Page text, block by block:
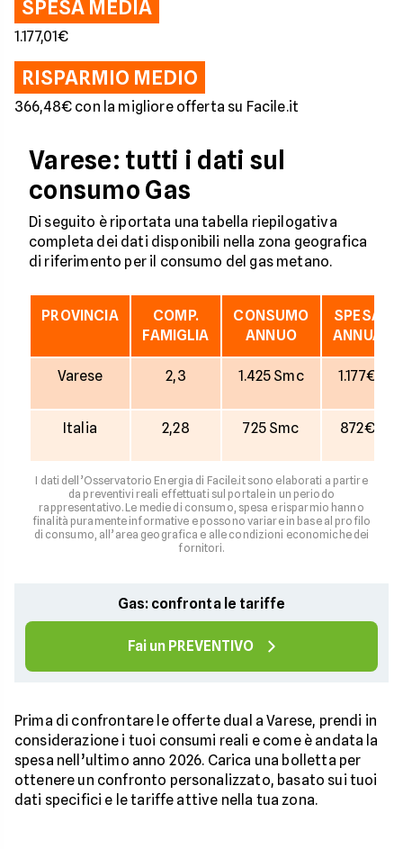
SPESA MEDIA
1.177,01€
RISPARMIO MEDIO
366,48€ con la migliore offerta su Facile.it
Varese: tutti i dati sul
consumo Gas
Di seguito è riportata una tabella riepilogativa
completa dei dati disponibili nella zona geografica
di riferimento per il consumo del gas metano.
PROVINCIA
COMP.
FAMIGLIA
CONSUMO
ANNUO
SPESA
ANNUA
Varese 2,3 1.425 Smc 1.177€
Italia 2,28 725 Smc 872€
I dati dell’Osservatorio Energia di Facile.it sono elaborati a partire
da preventivi reali effettuati sul portale in un periodo
rappresentativo. Le medie di consumo, spesa e risparmio hanno
finalità puramente informative e possono variare in base al profilo
di consumo, all’area geografica e alle condizioni economiche dei
fornitori.
Gas: confronta le tariffe
Fai un PREVENTIVO
Prima di confrontare le offerte dual a Varese, prendi in
considerazione i tuoi consumi reali e come è andata la
spesa nell’ultimo anno 2026. Carica una bolletta per
ottenere un confronto personalizzato, basato sui tuoi
dati specifici e le tariffe attive nella tua zona.